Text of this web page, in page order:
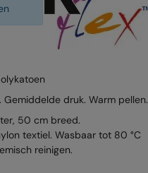
Gemiddelde druk. Warm pellen.
50 cm breed.
textiel. Wasbaar tot 80 °C
reinigen.